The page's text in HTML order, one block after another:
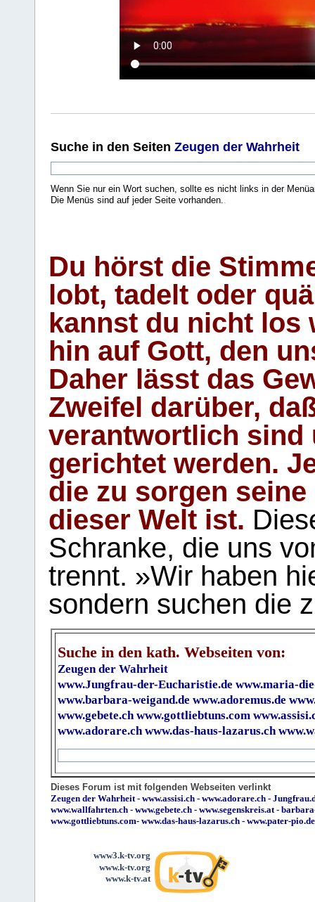
Suche in den Seiten Zeugen der Wahrheit
Wenn Sie nur ein Wort suchen, sollte es nicht links in der
Die Menüs sind auf jeder Seite vorhanden..
Du hörst die
lobt, tadelt oder
kannst du nicht los
hin auf Gott, den
Daher lässt das
Zweifel darüber,
verantwortlich sind
gerichtet werden.
die zu sorgen
dieser Welt ist.
Schranke, die uns
trennt. »Wir haben
sondern suchen die
Suche in den kath. Webseiten von:
Zeugen der Wahrheit
www.Jungfrau-der-Eucharistie.de www.maria-
www.barbara-weigand.de www.adoremus.de
www.gebete.ch www.gottliebtuns.com
www.adorare.ch www.das-haus-lazarus.ch
Dieses Forum ist mit folgenden Webseiten verlinkt
Zeugen der Wahrheit- www.assisi.ch - www.adorare.ch -
www.wallfahrten.ch - www.gebete.ch - www.segenskreis.at-
www.gottliebtuns.com- www.das-haus-lazarus.ch - www.pater-pio.de
www3.k-tv.org
www.k-tv.org
www.k-tv.at